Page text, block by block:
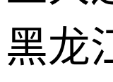
© 2026
黑龙